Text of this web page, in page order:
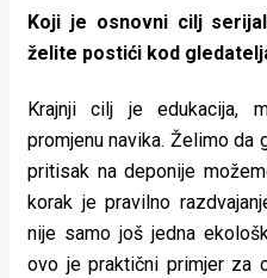
Koji je osnovni cilj
želite postići kod
Krajnji cilj je edukacija,
promjenu navika. Želimo da
pritisak na deponije
korak je pravilno
nije samo još jedna
ovo je praktični primjer za